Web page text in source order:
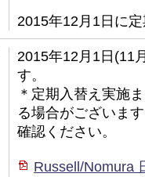
2015年12月1日に
2015年12月1日(11
す。
＊定期入替え実施
る場合がございま
確認ください。
Russell/Nomura